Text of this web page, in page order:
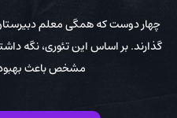
چهار دوست که همگی معلم
گذارند. بر اساس این تئوری، نگه
مشخص باعث